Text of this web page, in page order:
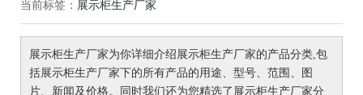
当前标签： 展示柜生产厂家
展示柜生产厂家为你详细介绍展示柜生产厂家的产品分类,包
括展示柜生产厂家下的所有产品的用途、型号、范围、图
片、新闻及价格。同时我们还为您精选了 展示柜生产厂家分